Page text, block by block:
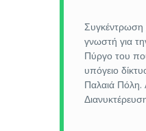
Συγκέντρωση
γνωστή για
Πύργο του
υπόγειο
Παλαιά Πόλη.